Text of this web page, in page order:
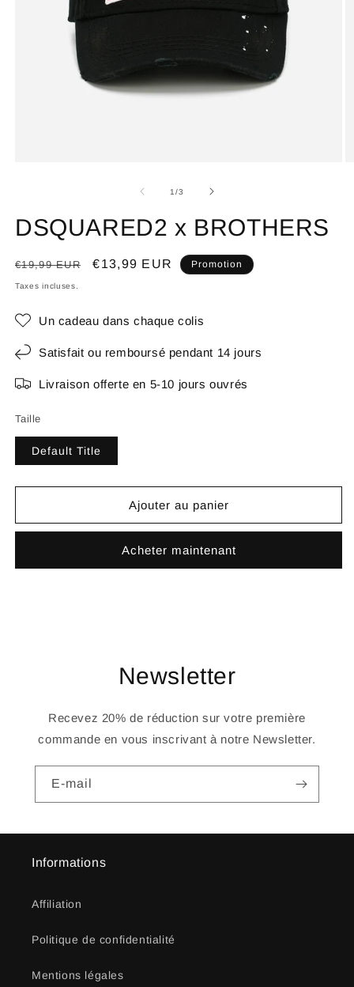
1/de
3
DSQUARED2 x BROTHERS
Prix
habituel
€19,99 EUR
Prix
€13,99 EUR Promotion
Taxes incluses.
Un cadeau dans chaque colis
Satisfait ou remboursé pendant 14 jours
Livraison offerte en 5-10 jours ouvrés
Taille
Default Title
Ajouter au panier
Acheter maintenant
Newsletter
Recevez 20% de réduction sur votre première
commande en vous inscrivant à notre Newsletter.
E-mail
Informations
Affiliation
Politique de confidentialité
Mentions légales